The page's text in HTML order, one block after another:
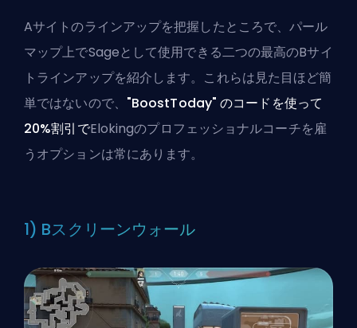
Aサイトのラインアップを把握したところで、パール
マップ上でSageとして使用できる二つの最高のBサイ
トラインアップを紹介します。これらは見た目ほど簡
単ではないので、 "BoostToday" のコードを使って
20%割引でElokingのプロフェッショナルコーチを雇
う オプションは常にあります。
1) Bスクリーンウォール